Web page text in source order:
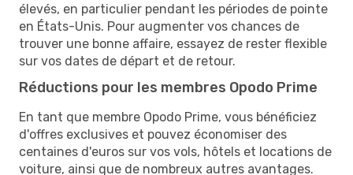
élevés, en particulier pendant les périodes de pointe
en États-Unis. Pour augmenter vos chances de
trouver une bonne affaire, essayez de rester flexible
sur vos dates de départ et de retour.
Réductions pour les membres Opodo Prime
En tant que membre Opodo Prime, vous bénéficiez
d'offres exclusives et pouvez économiser des
centaines d'euros sur vos vols, hôtels et locations de
voiture, ainsi que de nombreux autres avantages.